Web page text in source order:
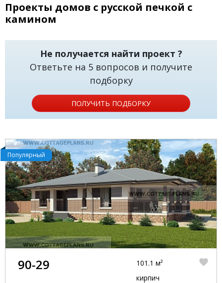
Проекты домов с русской печкой с
камином
Не получается найти проект ?
Ответьте на 5 вопросов и получите
подборку
ПОЛУЧИТЬ ПОДБОРКУ
Популярный
90-29
101.1 м²
кирпич